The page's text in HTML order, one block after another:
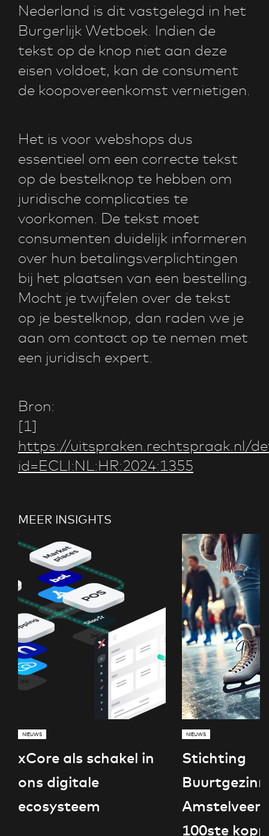
Nederland is dit vastgelegd in het
Burgerlijk Wetboek. Indien de
tekst op de knop niet aan deze
eisen voldoet, kan de consument
de koopovereenkomst vernietigen.
Het is voor webshops dus
essentieel om een correcte tekst
op de bestelknop te hebben om
juridische complicaties te
voorkomen. De tekst moet
consumenten duidelijk informeren
over hun betalingsverplichtingen
bij het plaatsen van een bestelling.
Mocht je twijfelen over de tekst
op je bestelknop, dan raden we je
aan om contact op te nemen met
een juridisch expert.
Bron:
[1]
https://uitspraken.rechtspraak.nl/
id=ECLI:NL:HR:2024:1355
MEER INSIGHTS
NIEUWS
xCore als schakel in
ons digitale
ecosysteem
NIEUWS
Stichting
Amstelveen
100ste